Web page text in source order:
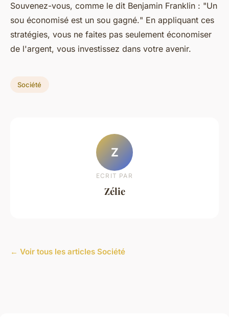
Souvenez-vous, comme le dit Benjamin Franklin : "Un
sou économisé est un sou gagné." En appliquant ces
stratégies, vous ne faites pas seulement économiser
de l'argent, vous investissez dans votre avenir.
Société
Z
ECRIT PAR
Zélie
← Voir tous les articles Société